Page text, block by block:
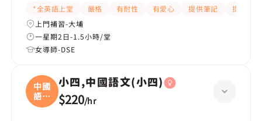
*全英語上堂 嚴格 有耐性 有愛心 提供筆記
提供練
上門補習-大埔
一星期2日-1.5小時/堂
女導師-DSE
中國
語文
(
小四,中國語文(小四)
$220/hr